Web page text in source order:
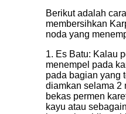
Berikut adalah
membersihkan
noda yang
1. Es Batu: Kalau
menempel pada
pada bagian yang
diamkan selama 2
bekas permen
kayu atau